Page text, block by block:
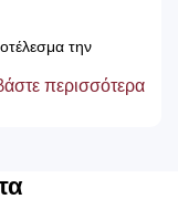
την
μόνο με ένα
μετώπη ή
περισσότερα